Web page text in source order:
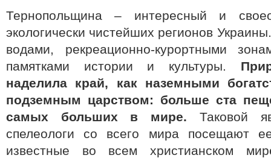
Тернопольщина – интересный и
экологически чистейших регионов
водами, рекреационно-курортными
памятками истории и культуры.
наделила край, как наземными
подземным царством: больше ста
самых больших в мире. Таковой
спелеологи со всего мира посещают
известные во всем христианском